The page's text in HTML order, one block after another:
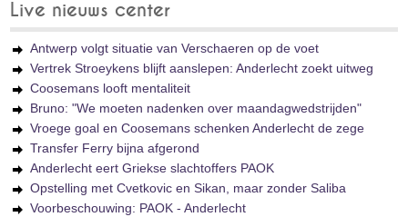
Live nieuws center
Antwerp volgt situatie van Verschaeren op de voet
Vertrek Stroeykens blijft aanslepen: Anderlecht zoekt uitweg
Coosemans looft mentaliteit
Bruno: "We moeten nadenken over maandagwedstrijden"
Vroege goal en Coosemans schenken Anderlecht de zege
Transfer Ferry bijna afgerond
Anderlecht eert Griekse slachtoffers PAOK
Opstelling met Cvetkovic en Sikan, maar zonder Saliba
Voorbeschouwing: PAOK - Anderlecht